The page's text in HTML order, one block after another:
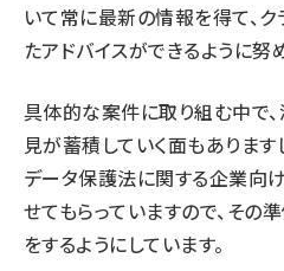
いて常に最新の情報を得て、
たアドバイスができるように努
具体的な案件に取り組む中で
見が蓄積していく面もあります
データ保護法に関する企業向
せてもらっていますので、その
をするようにしています。